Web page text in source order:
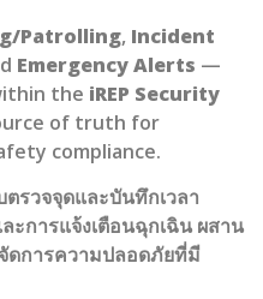
Patrolling, Incident
Emergency Alerts —
the iREP Security
of truth for
compliance.
รวจจุดและบันทึกเวลา
ะการแจ้งเตือนฉุกเฉิน ผสาน
ดการความปลอดภัยที่มี